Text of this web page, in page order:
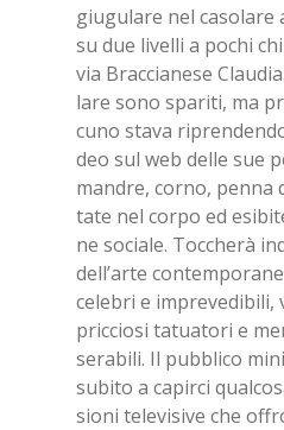
giu­gu­la­re nel ca­so­la­re
su due li­vel­li a po­chi
via Brac­cia­ne­se
la­re sono spa­ri­ti, ma
cu­no sta­va
deo sul web del­le sue
man­dre, cor­no,
ta­te nel cor­po ed
ne so­cia­le. Toc­che­rà
del­l’ar­te
ce­le­bri e im­pre­ve­di­bi­li,
pric­cio­si ta­tua­to­ri e
se­ra­bi­li. Il pub­bli­co
su­bi­to a ca­pir­ci
sio­ni te­le­vi­si­ve che